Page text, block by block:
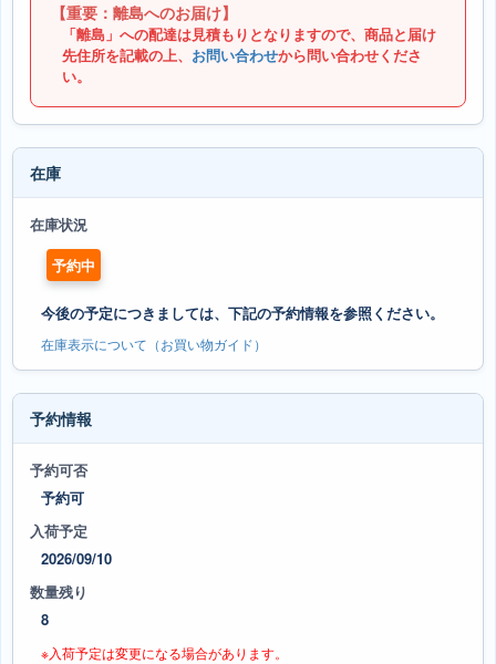
【重要：離島へのお届け】
「離島」への配達は見積もりとなりますので、商品と届け
先住所を記載の上、 お問い合わせから問い合わせくださ
い。
在庫
在庫状況
予約中
今後の予定につきましては、下記の予約情報を参照ください。
在庫表示について（お買い物ガイド）
予約情報
予約可否
予約可
入荷予定
2026/09/10
数量残り
8
※入荷予定は変更になる場合があります。